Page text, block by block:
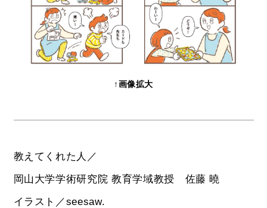
↑画像拡大
教えてくれた人／
岡山大学学術研究院 教育学域教授 佐藤 曉
イラスト／seesaw.